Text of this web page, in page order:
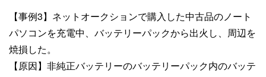
【事例3】ネットオークションで購入した中古品のノート
パソコンを充電中、バッテリーパックから出火し、周辺を
焼損した。
【原因】非純正バッテリーのバッテリーパック内のバッテ